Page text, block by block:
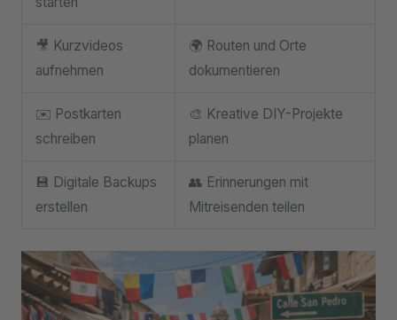
🎥 Kurzvideos
aufnehmen
🌍 Routen und Orte
dokumentieren
✉️ Postkarten
schreiben
🎨 Kreative DIY-Projekte
planen
💾 Digitale Backups
erstellen
👥 Erinnerungen mit
Mitreisenden teilen